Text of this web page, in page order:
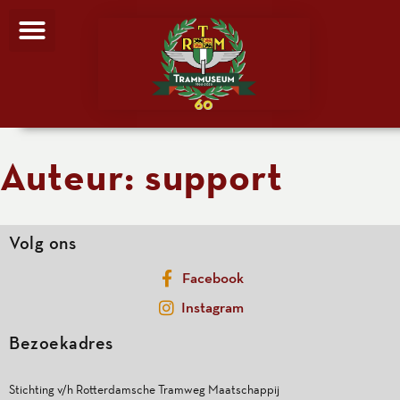
Auteur: support
Volg ons
Facebook
Instagram
Bezoekadres
Stichting v/h Rotterdamsche Tramweg Maatschappij